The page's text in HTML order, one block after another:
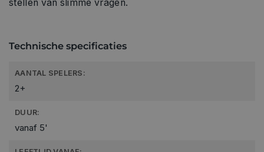
stellen van slimme vragen.
Technische specificaties
AANTAL SPELERS:
2+
DUUR:
vanaf 5'